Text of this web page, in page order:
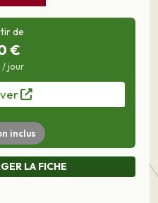
de
€
/ jour
inclus
LA FICHE